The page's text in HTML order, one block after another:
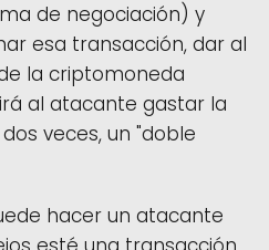
de negociación) y
esa transacción, dar al
la criptomoneda
al atacante gastar la
veces, un "doble
hacer un atacante